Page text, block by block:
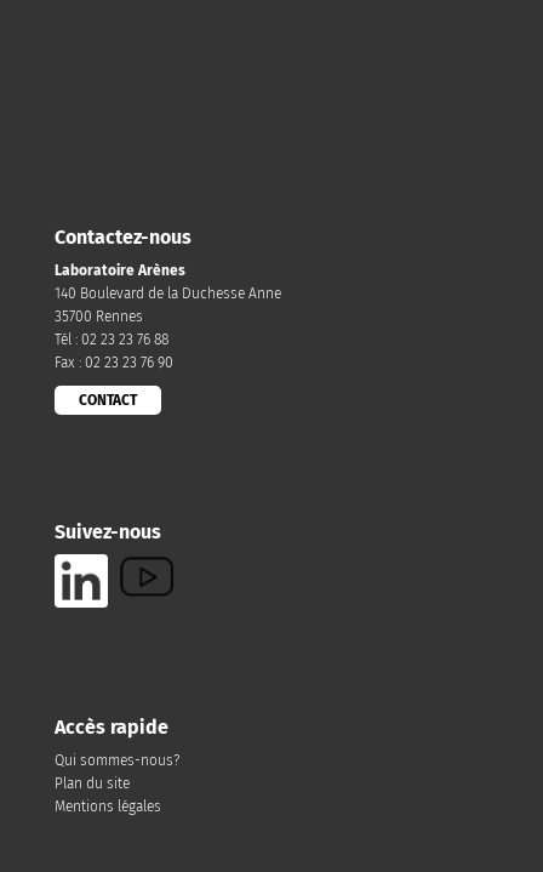
Contactez-nous
Laboratoire Arènes
140 Boulevard de la Duchesse Anne
35700 Rennes
Tél : 02 23 23 76 88
Fax : 02 23 23 76 90
CONTACT
Suivez-nous
Accès rapide
Qui sommes-nous?
Plan du site
Mentions légales